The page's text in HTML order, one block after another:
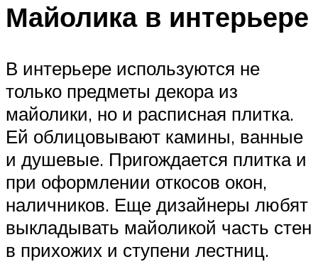
Майолика в интерьере
В интерьере используются не
только предметы декора из
майолики, но и расписная плитка.
Ей облицовывают камины, ванные
и душевые. Пригождается плитка и
при оформлении откосов окон,
наличников. Еще дизайнеры любят
выкладывать майоликой часть стен
в прихожих и ступени лестниц.